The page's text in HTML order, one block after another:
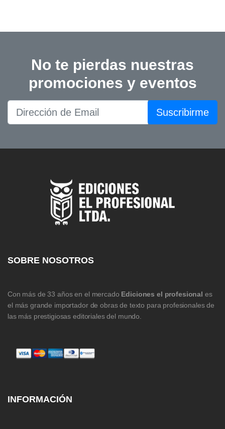
No te pierdas nuestras
promociones y eventos
Suscribirme
SOBRE NOSOTROS
Con más de 33 años en el mercado Ediciones el profesional es
el más grande importador de obras de texto para profesionales de
las más prestigiosas editoriales del mundo.
INFORMACIÓN